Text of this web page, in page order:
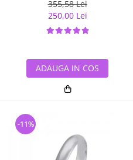
355,58 Lei
250,00 Lei
ADAUGA IN COS
-11%